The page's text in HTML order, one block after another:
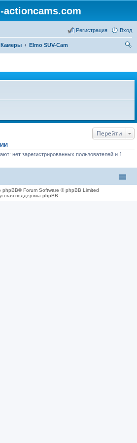
actioncams.com
Вход
Регистрация
Elmo SUV-Cam
Перейти
нет зарегистрированных пользователей и 1
phpBB® Forum Software © phpBB Limited
поддержка phpBB